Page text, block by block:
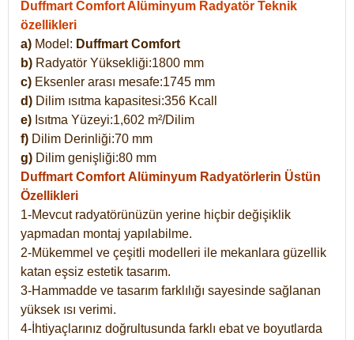
Duffmart Comfort Alüminyum Radyatör Teknik
özellikleri
a) Model: Duffmart Comfort
b) Radyatör Yüksekliği:1800 mm
c) Eksenler arası mesafe:1745 mm
d) Dilim ısıtma kapasitesi:356 Kcall
e) Isıtma Yüzeyi:1,602 m²/Dilim
f) Dilim Derinliği:70 mm
g) Dilim genişliği:80 mm
Duffmart Comfort Alüminyum Radyatörlerin Üstün
Özellikleri
1-Mevcut radyatörünüzün yerine hiçbir değişiklik
yapmadan montaj yapılabilme.
2-Mükemmel ve çeşitli modelleri ile mekanlara güzellik
katan eşsiz estetik tasarım.
3-Hammadde ve tasarım farklılığı sayesinde sağlanan
yüksek ısı verimi.
4-İhtiyaçlarınız doğrultusunda farklı ebat ve boyutlarda